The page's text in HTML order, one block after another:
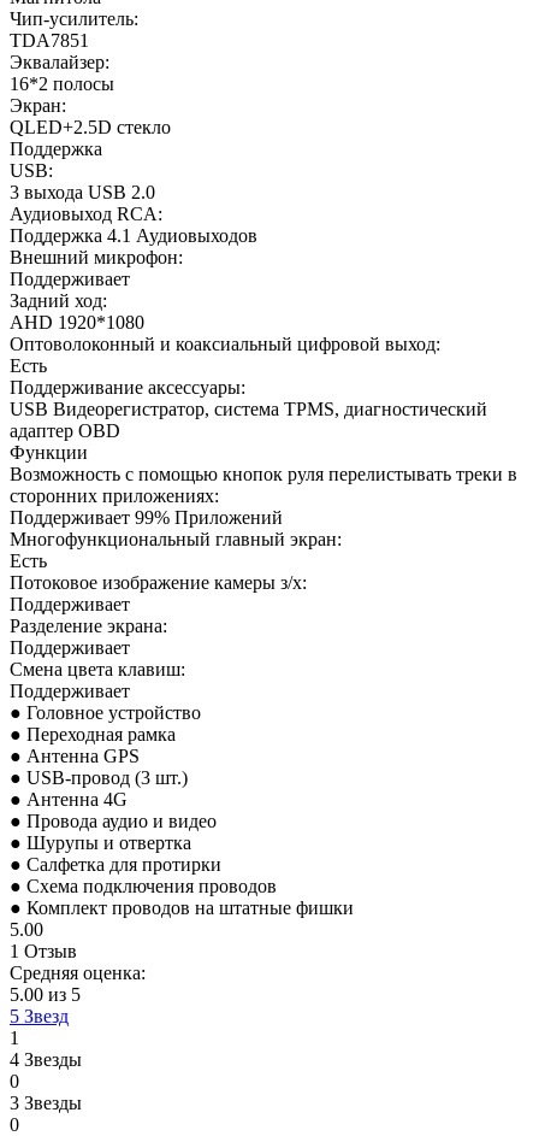
Чип-усилитель:
TDA7851
Эквалайзер:
16*2 полосы
Экран:
QLED+2.5D стекло
Поддержка
USB:
3 выхода USB 2.0
Аудиовыход RCA:
Поддержка 4.1 Аудиовыходов
Внешний микрофон:
Поддерживает
Задний ход:
AHD 1920*1080
Оптоволоконный и коаксиальный цифровой выход:
Есть
Поддерживание аксессуары:
USB Видеорегистратор, система TPMS, диагностический
адаптер OBD
Функции
Возможность с помощью кнопок руля перелистывать треки в
сторонних приложениях:
Поддерживает 99% Приложений
Многофункциональный главный экран:
Есть
Потоковое изображение камеры з/х:
Поддерживает
Разделение экрана:
Поддерживает
Смена цвета клавиш:
Поддерживает
● Головное устройство
● Переходная рамка
● Антенна GPS
● USB-провод (3 шт.)
● Антенна 4G
● Провода аудио и видео
● Шурупы и отвертка
● Салфетка для протирки
● Схема подключения проводов
● Комплект проводов на штатные фишки
5.00
1 Отзыв
Средняя оценка:
5.00 из 5
5 Звезд
1
4 Звезды
0
3 Звезды
0